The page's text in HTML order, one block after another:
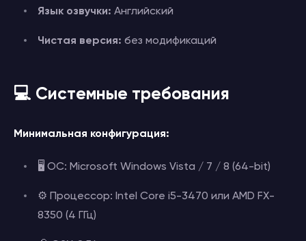
Язык озвучки: Английский
Чистая версия: без модификаций
💻 Системные требования
Минимальная конфигурация:
🖥 ОС: Microsoft Windows Vista / 7 / 8 (64-bit)
⚙ Процессор: Intel Core i5-3470 или AMD FX-
8350 (4 ГГц)